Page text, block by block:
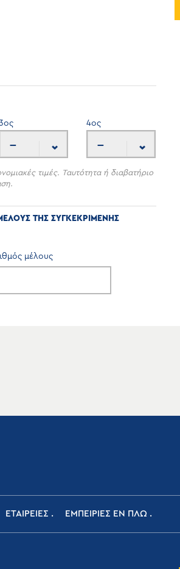
ος
---
4ος
---
τιμές. Ταυτότητα ή διαβατήριο
ΤΗΣ ΣΥΓΚΕΚΡΙΜΕΝΗΣ
μέλους
ΕΤΑΙΡΕΙΕΣ ΕΜΠΕΙΡΙΕΣ ΕΝ ΠΛΩ